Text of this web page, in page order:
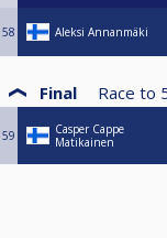
58 Aleksi Annanmäki
Final Race to
59
Casper Cappe
Matikainen